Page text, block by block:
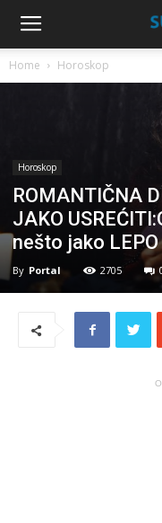
Home Horoskop
Horoskop
ROMANTIČNA
JAKO
nešto jako
By Portal 2705